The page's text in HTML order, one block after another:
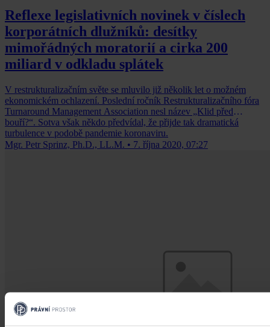
Reflexe legislativních novinek v číslech
korporátních dlužníků: desítky
mimořádných moratorií a cirka 200
miliard v odkladu splátek
V restrukturalizačním světe se mluvilo již několik let o možném
ekonomickém ochlazení. Poslední ročník Restrukturalizačního fóra
Turnaround Management Association nesl název „Klid před
bouří?“. Sotva však někdo předvídal, že přijde tak dramatická
turbulence v podobě pandemie koronaviru.
Mgr. Petr Sprinz, Ph.D., LL.M. • 7. října 2020, 07:27